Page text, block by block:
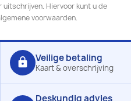
Hiervoor kunt u de
voorwaarden.
lock Veilige betaling
Kaart & overschrijving
Deskundig advies